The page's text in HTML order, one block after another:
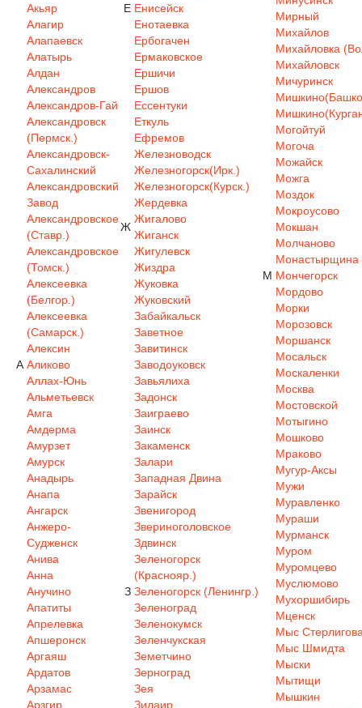
А
Акьяр
Алагир
Алапаевск
Алатырь
Алдан
Александров
Александров-Гай
Александровск
(Пермск.)
Александровск-
Сахалинский
Александровский
Завод
Александровское
(Ставр.)
Александровское
(Томск.)
Алексеевка
(Белгор.)
Алексеевка
(Самарск.)
Алексин
Аликово
Аллах-Юнь
Альметьевск
Амга
Амдерма
Амурзет
Амурск
Анадырь
Анапа
Ангарск
Анжеро-
Судженск
Анива
Анна
Анучино
Апатиты
Апрелевка
Апшеронск
Аргаяш
Ардатов
Арзамас
Арзгир
Е Енисейск
Енотаевка
Ербогачен
Ермаковское
Ершичи
Ершов
Ессентуки
Еткуль
Ефремов
Ж
Железноводск
Железногорск(Ирк.)
Железногорск(Курск.)
Жердевка
Жигалово
Жиганск
Жигулевск
Жиздра
Жуковка
Жуковский
З
Забайкальск
Заветное
Завитинск
Заводоуковск
Завьялиха
Задонск
Заиграево
Заинск
Закаменск
Залари
Западная Двина
Зарайск
Звенигород
Звериноголовское
Здвинск
Зеленогорск
(Краснояр.)
Зеленогорск (Ленингр.)
Зеленоград
Зеленокумск
Зеленчукская
Земетчино
Зерноград
Зея
Зилаир
М
Мирный
Михайлов
Михайловка
Михайловск
Мичуринск
Могойтуй
Могоча
Можайск
Можга
Моздок
Мокроусово
Мокшан
Молчаново
Монастырщина
Мончегорск
Мордово
Морки
Морозовск
Моршанск
Мосальск
Москаленки
Москва
Мостовской
Мотыгино
Мошково
Мраково
Мугур-Аксы
Мужи
Муравленко
Мураши
Мурманск
Муром
Муромцево
Муслюмово
Мухоршибирь
Мценск
Мыс
Мыс Шмидта
Мыски
Мытищи
Мышкин